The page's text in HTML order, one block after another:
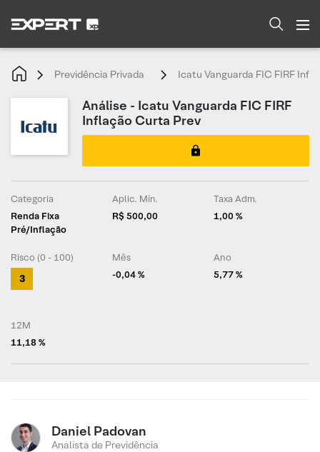
Previdência Privada Icatu Vanguarda FIC FIRF
Análise - Icatu Vanguarda FIC FIRF
Inflação Curta Prev
Categoria
Renda Fixa
Pré/Inflação
Aplic. Mín.
R$ 500,00
Taxa Adm.
1,00 %
Risco (0 - 100)
3
Mês
-0,04 %
Ano
5,77 %
12M
11,18 %
Daniel Padovan
Analista de Previdência